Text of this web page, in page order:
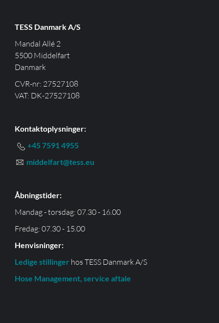
TESS Danmark A/S
Mandal Allé 2
5500 Middelfart
Danmark
CVR-nr: 27527108
VAT: DK-27527108
Kontaktoplysninger:
+45 7591 4955
middelfart@tess.eu
Åbningstider:
Mandag - torsdag: 07.30 - 16.00
Fredag: 07.30 - 15.00
Henvisninger:
Ledige stillinger hos TESS Danmark A/S
Hose Management, service aftale